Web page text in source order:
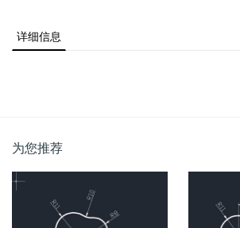
详细信息
为您推荐